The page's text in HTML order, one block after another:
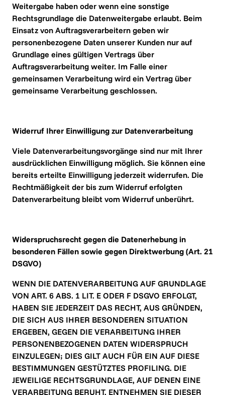
Weitergabe haben oder wenn eine sonstige
Rechtsgrundlage die Datenweitergabe erlaubt. Beim
Einsatz von Auftragsverarbeitern geben wir
personenbezogene Daten unserer Kunden nur auf
Grundlage eines gültigen Vertrags über
Auftragsverarbeitung weiter. Im Falle einer
gemeinsamen Verarbeitung wird ein Vertrag über
gemeinsame Verarbeitung geschlossen.
Widerruf Ihrer Einwilligung zur Datenverarbeitung
Viele Datenverarbeitungsvorgänge sind nur mit Ihrer
ausdrücklichen Einwilligung möglich. Sie können eine
bereits erteilte Einwilligung jederzeit widerrufen. Die
Rechtmäßigkeit der bis zum Widerruf erfolgten
Datenverarbeitung bleibt vom Widerruf unberührt.
Widerspruchsrecht gegen die Datenerhebung in
besonderen Fällen sowie gegen Direktwerbung (Art. 21
DSGVO)
WENN DIE DATENVERARBEITUNG AUF GRUNDLAGE
VON ART. 6 ABS. 1 LIT. E ODER F DSGVO ERFOLGT,
HABEN SIE JEDERZEIT DAS RECHT, AUS GRÜNDEN,
DIE SICH AUS IHRER BESONDEREN SITUATION
ERGEBEN, GEGEN DIE VERARBEITUNG IHRER
PERSONENBEZOGENEN DATEN WIDERSPRUCH
EINZULEGEN; DIES GILT AUCH FÜR EIN AUF DIESE
BESTIMMUNGEN GESTÜTZTES PROFILING. DIE
JEWEILIGE RECHTSGRUNDLAGE, AUF DENEN EINE
VERARBEITUNG BERUHT, ENTNEHMEN SIE DIESER